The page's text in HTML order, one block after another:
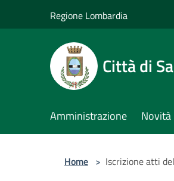
Regione Lombardia
Città di
Amministrazione Novità
Home > Iscrizione atti